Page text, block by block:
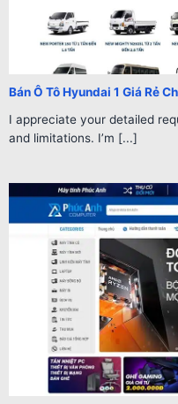
Bán Ô Tô Hyundai 1 Giá Rẻ
I appreciate your detailed
and limitations. I’m [...]